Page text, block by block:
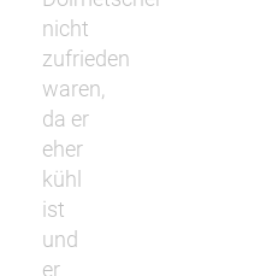
nicht
zufrieden
waren,
da er
eher
kühl
ist
und
er